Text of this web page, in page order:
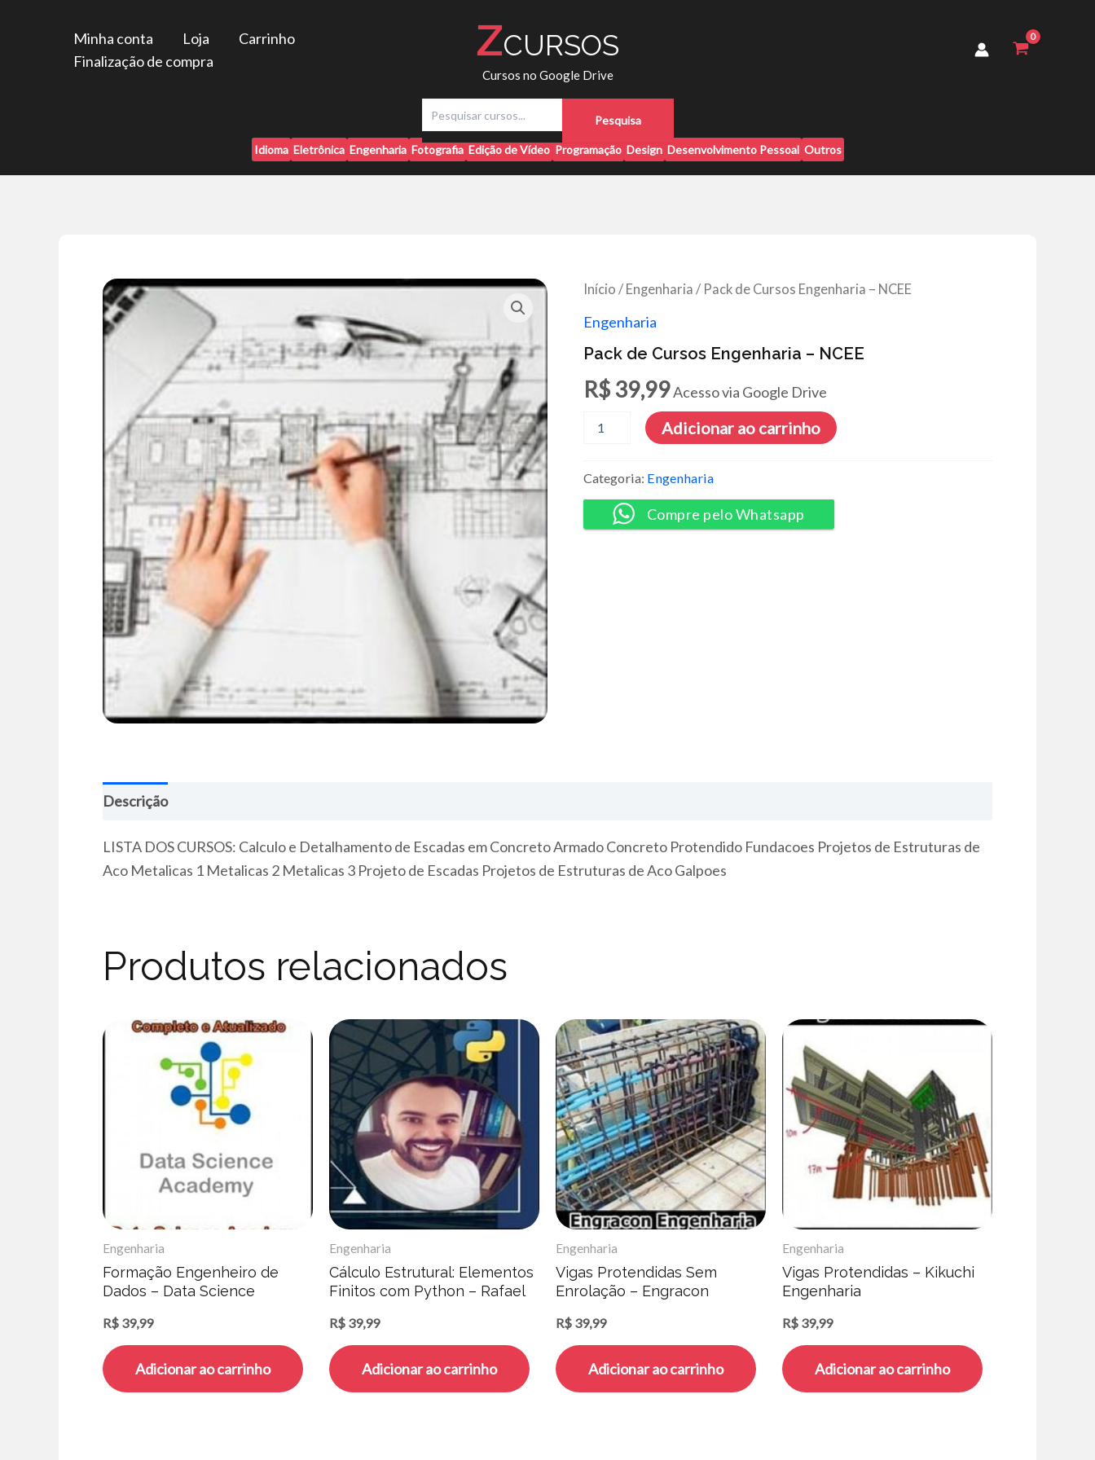
Minha conta Loja
Carrinho
Finalização de compra
ZCURSOS
Cursos no Google Drive
q
Pesquisa
Idioma Eletrônica Engenharia Fotografia Edição de Vídeo Programação Design Desenvolvimento Pessoal Outros
Início / Engenharia / Pack de Cursos Engenharia – NCEE
Engenharia
Pack de Cursos Engenharia – NCEE
R$39,99Acesso via Google Drive
-
NCEE
quantidade
Adicionar ao carrinho
Categoria: Engenharia
Compre pelo Whatsapp
Descrição
LISTA DOS CURSOS: Calculo e Detalhamento de Escadas em Concreto Armado Concreto Protendido Fundacoes Projetos de Estruturas de
Aco Metalicas 1 Metalicas 2 Metalicas 3 Projeto de Escadas Projetos de Estruturas de Aco Galpoes
Produtos relacionados
Engenharia
Formação Engenheiro de
Dados – Data Science
R$ 39,99
Adicionar ao carrinho
Engenharia
Cálculo Estrutural: Elementos
Finitos com Python – Rafael
R$ 39,99
Adicionar ao carrinho
Engenharia
Vigas Protendidas Sem
Enrolação – Engracon
R$ 39,99
Adicionar ao carrinho
Engenharia
Vigas Protendidas – Kikuchi
Engenharia
R$ 39,99
Adicionar ao carrinho